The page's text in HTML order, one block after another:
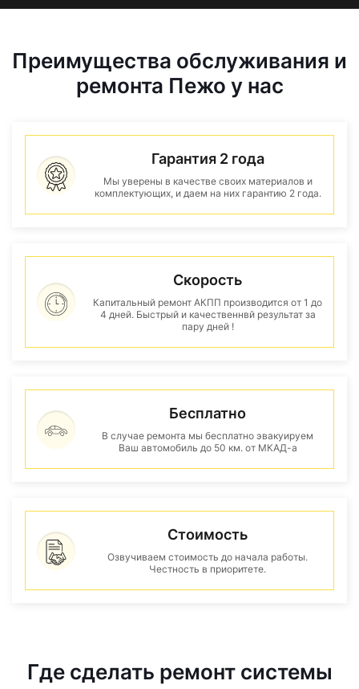
Преимущества обслуживания и
ремонта Пежо у нас
Гарантия 2 года
Мы уверены в качестве своих материалов и
комплектующих, и даем на них гарантию 2 года.
Скорость
Капитальный ремонт АКПП производится от 1 до
4 дней. Быстрый и качественнвй результат за
пару дней !
Бесплатно
В случае ремонта мы бесплатно эвакуируем
Ваш автомобиль до 50 км. от МКАД-а
Стоимость
Озвучиваем стоимость до начала работы.
Честность в приоритете.
Где сделать ремонт системы